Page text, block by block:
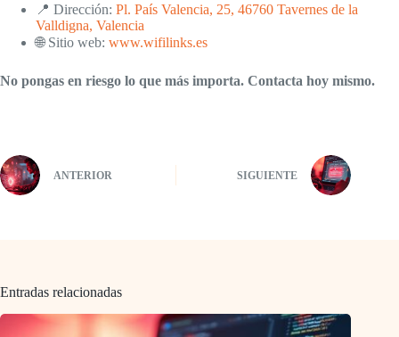
📍 Dirección: Pl. País Valencia, 25, 46760 Tavernes de la
Valldigna, Valencia
🌐 Sitio web: www.wifilinks.es
No pongas en riesgo lo que más importa. Contacta hoy mismo.
ANTERIOR SIGUIENTE
Entradas relacionadas